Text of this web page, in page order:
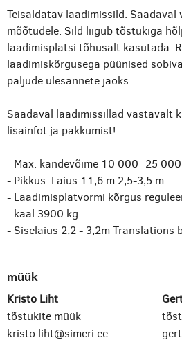
Teisaldatav laadimissild. Saadaval
mõõtudele. Sild liigub tõstukiga
laadimisplatsi tõhusalt kasutada.
laadimiskõrgusega püünised
paljude ülesannete jaoks.
Saadaval laadimissillad vastavalt
lisainfot ja pakkumist!
- Max. kandevõime 10 000- 25
- Pikkus. Laius 11,6 m 2,5-3,5 m
- Laadimisplatvormi kõrgus
- kaal 3900 kg
- Siselaius 2,2 - 3,2mTranslations
müük
Kristo Liht
tõstukite müük
kristo.liht@simeri.ee